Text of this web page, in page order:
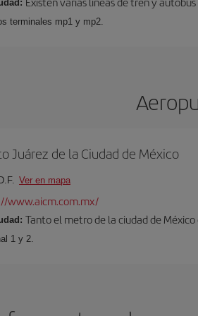
terminales mp1 y mp2.
Juárez de la Ciudad de México
Ver en mapa
www.aicm.com.mx/
Tanto el metro de la ciudad de
1 y 2.